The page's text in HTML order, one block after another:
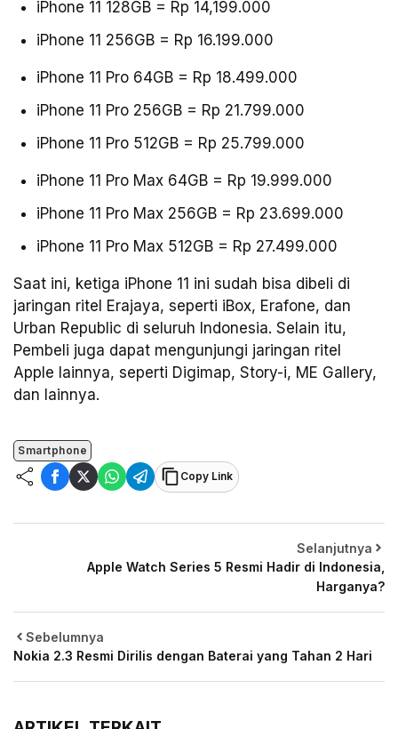
iPhone 11 128GB = Rp 14,199.000
iPhone 11 256GB = Rp 16.199.000
iPhone 11 Pro 64GB = Rp 18.499.000
iPhone 11 Pro 256GB = Rp 21.799.000
iPhone 11 Pro 512GB = Rp 25.799.000
iPhone 11 Pro Max 64GB = Rp 19.999.000
iPhone 11 Pro Max 256GB = Rp 23.699.000
iPhone 11 Pro Max 512GB = Rp 27.499.000
Saat ini, ketiga iPhone 11 ini sudah bisa dibeli di
jaringan ritel Erajaya, seperti iBox, Erafone, dan
Urban Republic di seluruh Indonesia. Selain itu,
Pembeli juga dapat mengunjungi jaringan ritel
Apple lainnya, seperti Digimap, Story-i, ME Gallery,
dan lainnya.
Smartphone
Copy Link
Sebelumnya
Nokia 2.3 Resmi Dirilis dengan Baterai yang Tahan 2 Hari
Selanjutnya
Apple Watch Series 5 Resmi Hadir di Indonesia,
Harganya?